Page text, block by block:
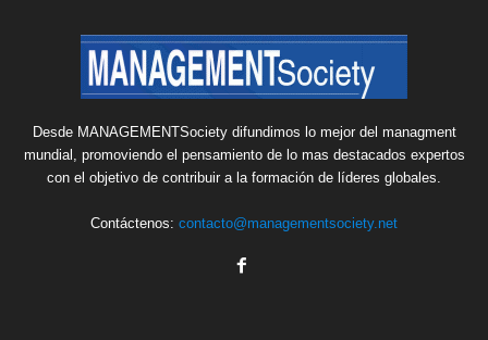
Desde MANAGEMENTSociety difundimos lo mejor del managment
mundial, promoviendo el pensamiento de lo mas destacados expertos
con el objetivo de contribuir a la formación de líderes globales.
Contáctenos: contacto@managementsociety.net